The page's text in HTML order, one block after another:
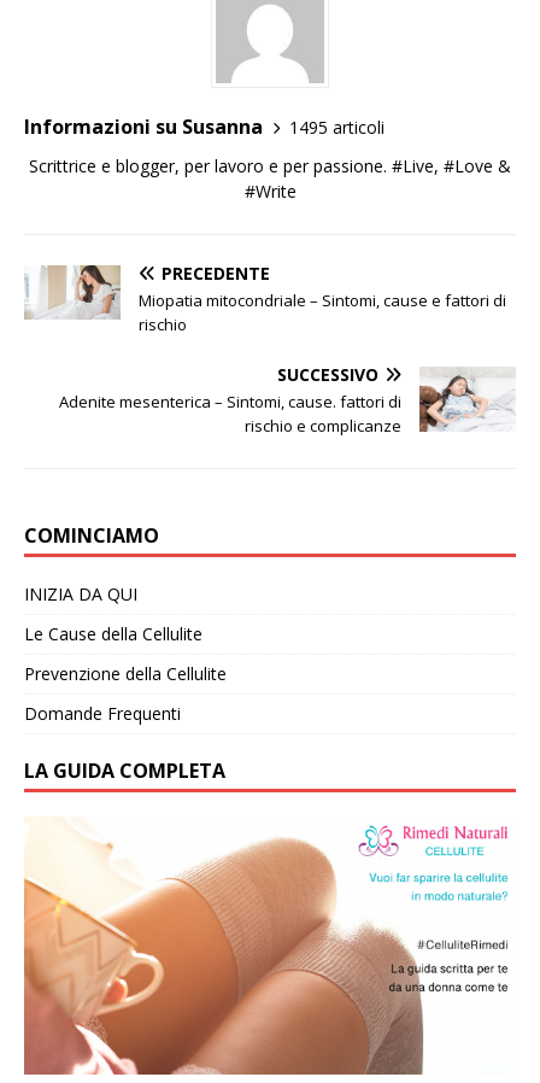
Informazioni su Susanna
1495 articoli
Scrittrice e blogger, per lavoro e per passione. #Live, #Love &
#Write
PRECEDENTE
Miopatia mitocondriale – Sintomi, cause e fattori di
rischio
SUCCESSIVO
Adenite mesenterica – Sintomi, cause. fattori di
rischio e complicanze
COMINCIAMO
INIZIA DA QUI
Le Cause della Cellulite
Prevenzione della Cellulite
Domande Frequenti
LA GUIDA COMPLETA